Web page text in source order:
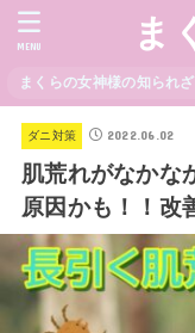
ま
まくらの女神様の知られ
MENU
ダニ対策 2022.06.02
肌荒れがなかな
原因かも！！改